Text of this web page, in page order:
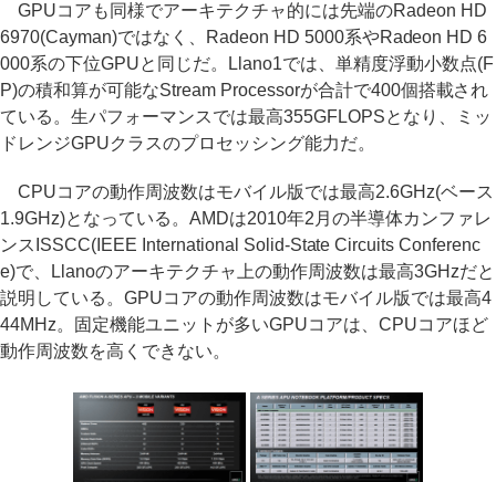
GPUコアも同様でアーキテクチャ的には先端のRadeon HD
6970(Cayman)ではなく、Radeon HD 5000系やRadeon HD 6
000系の下位GPUと同じだ。Llano1では、単精度浮動小数点(F
P)の積和算が可能なStream Processorが合計で400個搭載され
ている。生パフォーマンスでは最高355GFLOPSとなり、ミッ
ドレンジGPUクラスのプロセッシング能力だ。
CPUコアの動作周波数はモバイル版では最高2.6GHz(ベース
1.9GHz)となっている。AMDは2010年2月の半導体カンファレ
ンスISSCC(IEEE International Solid-State Circuits Conferenc
e)で、Llanoのアーキテクチャ上の動作周波数は最高3GHzだと
説明している。GPUコアの動作周波数はモバイル版では最高4
44MHz。固定機能ユニットが多いGPUコアは、CPUコアほど
動作周波数を高くできない。